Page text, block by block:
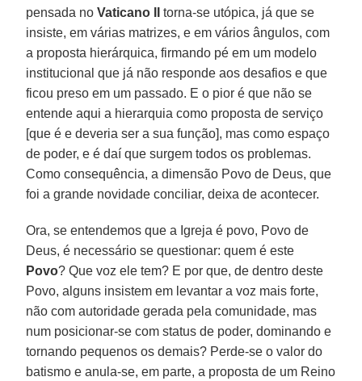
pensada noVaticano II
torna-se utópica, já que se
insiste, em várias matrizes, e em vários ângulos, com
a proposta hierárquica, firmando pé em um modelo
institucional que já não responde aos desafios e que
ficou preso em um passado. E o pior é que não se
entende aqui a hierarquia como proposta de serviço
[que é e deveria ser a sua função], mas como espaço
de poder, e é daí que surgem todos os problemas.
Como consequência, a dimensão Povo de Deus, que
foi a grande novidade conciliar, deixa de acontecer.
Ora, se entendemos que a Igreja é povo, Povo de
Deus, é necessário se questionar: quem é este
Povo? Que voz ele tem? E por que, de dentro deste
Povo, alguns insistem em levantar a voz mais forte,
não com autoridade gerada pela comunidade, mas
num posicionar-se com status de poder, dominando e
tornando pequenos os demais? Perde-se o valor do
batismo e anula-se, em parte, a proposta de um Reino